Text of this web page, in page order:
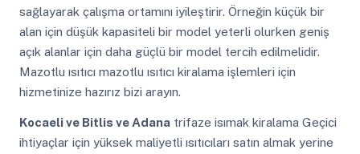
sağlayarak çalışma ortamını iyileştirir. Örneğin küçük bir
alan için düşük kapasiteli bir model yeterli olurken geniş
açık alanlar için daha güçlü bir model tercih edilmelidir.
Mazotlu ısıtıcı mazotlu ısıtıcı kiralama işlemleri için
hizmetinize hazırız bizi arayın.
Kocaeli ve Bitlis ve Adanatrifaze isımak kiralama Geçici
ihtiyaçlar için yüksek maliyetli ısıtıcıları satın almak yerine